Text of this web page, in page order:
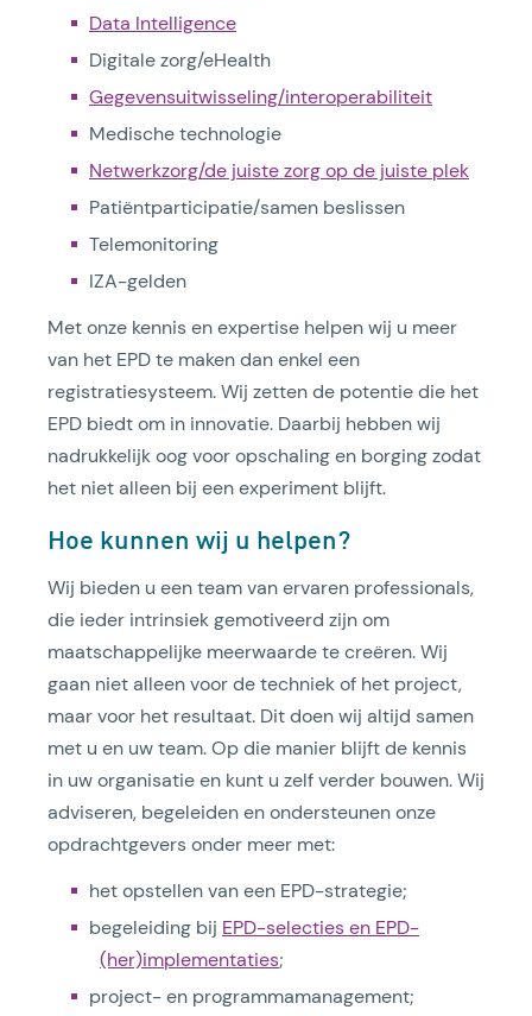
Data Intelligence
Digitale zorg/eHealth
Gegevensuitwisseling/interoperabiliteit
Medische technologie
Netwerkzorg/de juiste zorg op de juiste plek
Patiëntparticipatie/samen beslissen
Telemonitoring
IZA-gelden
Met onze kennis en expertise helpen wij u meer
van het EPD te maken dan enkel een
registratiesysteem. Wij zetten de potentie die het
EPD biedt om in innovatie. Daarbij hebben wij
nadrukkelijk oog voor opschaling en borging zodat
het niet alleen bij een experiment blijft.
Hoe kunnen wij u helpen?
Wij bieden u een team van ervaren professionals,
die ieder intrinsiek gemotiveerd zijn om
maatschappelijke meerwaarde te creëren. Wij
gaan niet alleen voor de techniek of het project,
maar voor het resultaat. Dit doen wij altijd samen
met u en uw team. Op die manier blijft de kennis
in uw organisatie en kunt u zelf verder bouwen. Wij
adviseren, begeleiden en ondersteunen onze
opdrachtgevers onder meer met:
het opstellen van een EPD-strategie;
begeleiding bij EPD-selecties en EPD-
(her)implementaties;
project- en programmamanagement;